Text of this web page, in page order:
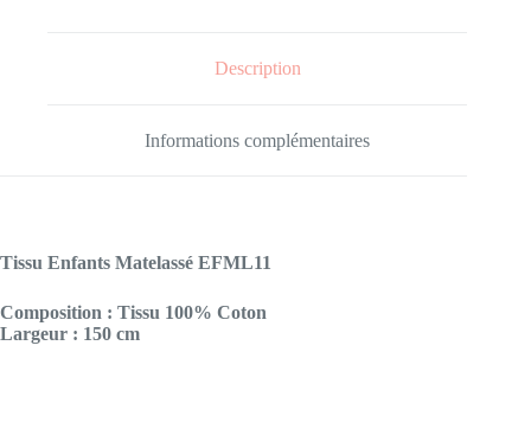
Description
Informations complémentaires
Tissu Enfants Matelassé EFML11
Composition : Tissu 100% Coton
Largeur : 150 cm